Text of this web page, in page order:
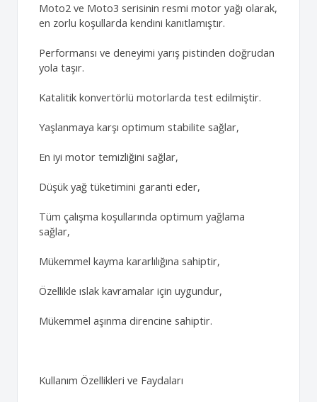
Moto2 ve Moto3 serisinin resmi motor yağı olarak,
en zorlu koşullarda kendini kanıtlamıştır.
Performansı ve deneyimi yarış pistinden doğrudan
yola taşır.
Katalitik konvertörlü motorlarda test edilmiştir.
Yaşlanmaya karşı optimum stabilite sağlar,
En iyi motor temizliğini sağlar,
Düşük yağ tüketimini garanti eder,
Tüm çalışma koşullarında optimum yağlama
sağlar,
Mükemmel kayma kararlılığına sahiptir,
Özellikle ıslak kavramalar için uygundur,
Mükemmel aşınma direncine sahiptir.
Kullanım Özellikleri ve Faydaları